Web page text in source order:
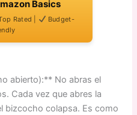
Basics
Rated |
Budget-
abierto):** No abras el
Cada vez que abres la
bizcocho colapsa. Es como